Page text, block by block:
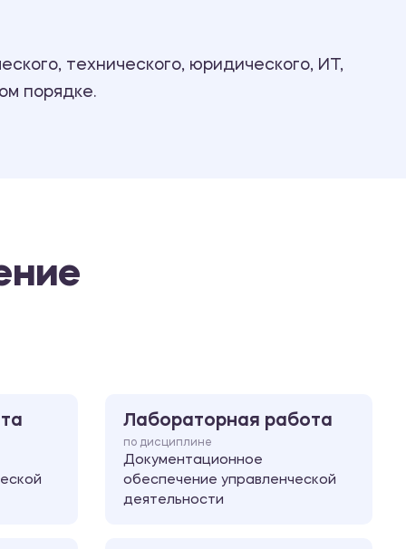
технического, юридического, ИТ,
порядке.
Лабораторная работа
по дисциплине
Документационное
обеспечение управленческой
деятельности